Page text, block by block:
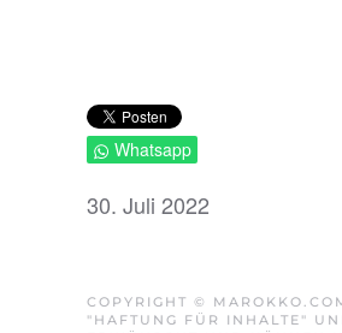
Whatsapp
30. Juli 2022
COPYRIGHT ©
"HAFTUNG FÜR INHALTE"